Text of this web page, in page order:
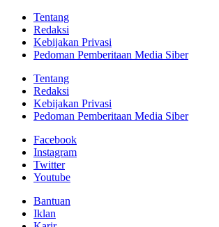
Tentang
Redaksi
Kebijakan Privasi
Pedoman Pemberitaan Media Siber
Tentang
Redaksi
Kebijakan Privasi
Pedoman Pemberitaan Media Siber
Facebook
Instagram
Twitter
Youtube
Bantuan
Iklan